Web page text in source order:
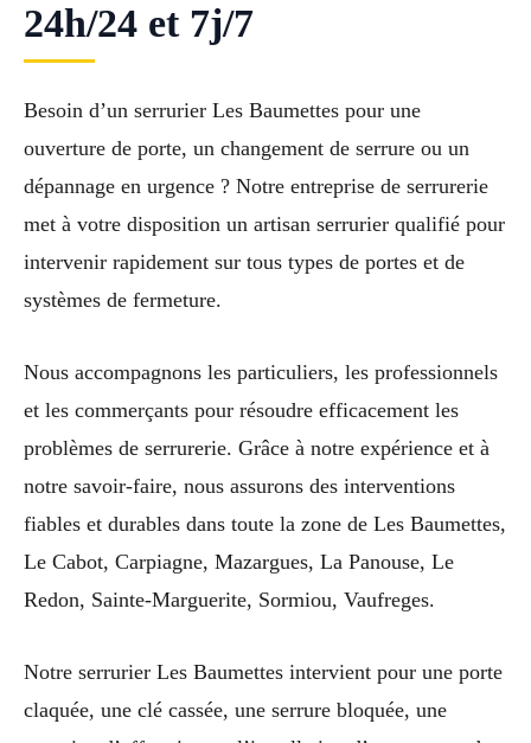
24h/24 et 7j/7
Besoin d’un serrurier Les Baumettes pour une
ouverture de porte, un changement de serrure ou un
dépannage en urgence ? Notre entreprise de serrurerie
met à votre disposition un artisan serrurier qualifié pour
intervenir rapidement sur tous types de portes et de
systèmes de fermeture.
Nous accompagnons les particuliers, les professionnels
et les commerçants pour résoudre efficacement les
problèmes de serrurerie. Grâce à notre expérience et à
notre savoir-faire, nous assurons des interventions
fiables et durables dans toute la zone de Les Baumettes,
Le Cabot, Carpiagne, Mazargues, La Panouse, Le
Redon, Sainte-Marguerite, Sormiou, Vaufreges.
Notre serrurier Les Baumettes intervient pour une porte
claquée, une clé cassée, une serrure bloquée, une